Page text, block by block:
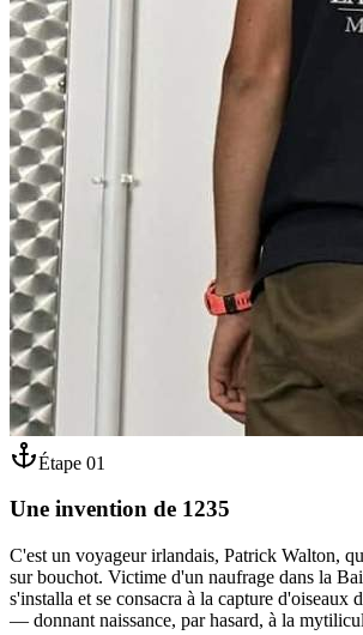
Étape 01
Une invention de 1235
C'est un voyageur irlandais, Patrick Walton,
sur bouchot. Victime d'un naufrage dans la
s'installa et se consacra à la capture d'oiseaux
— donnant naissance, par hasard, à la